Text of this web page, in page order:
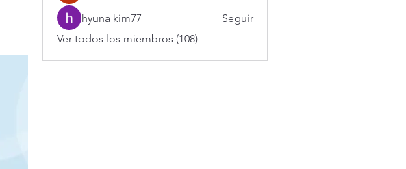
hyuna kim77
Seguir
Ver todos los miembros (108)